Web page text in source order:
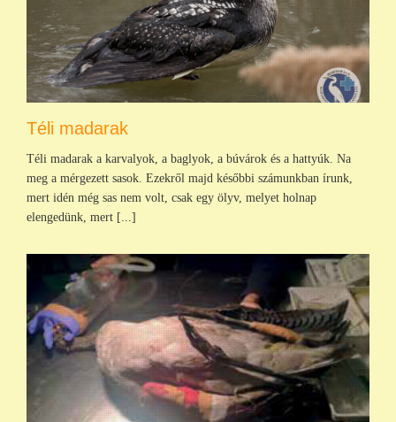
Téli madarak
Téli madarak a karvalyok, a baglyok, a búvárok és a hattyúk. Na
meg a mérgezett sasok. Ezekről majd későbbi számunkban írunk,
mert idén még sas nem volt, csak egy ölyv, melyet holnap
elengedünk, mert [...]